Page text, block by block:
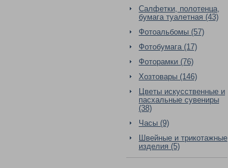
Салфетки, полотенца,
бумага туалетная (43)
Фотоальбомы (57)
Фотобумага (17)
Фоторамки (76)
Хозтовары (146)
Цветы искусственные и
пасхальные сувениры
(38)
Часы (9)
Швейные и трикотажные
изделия (5)